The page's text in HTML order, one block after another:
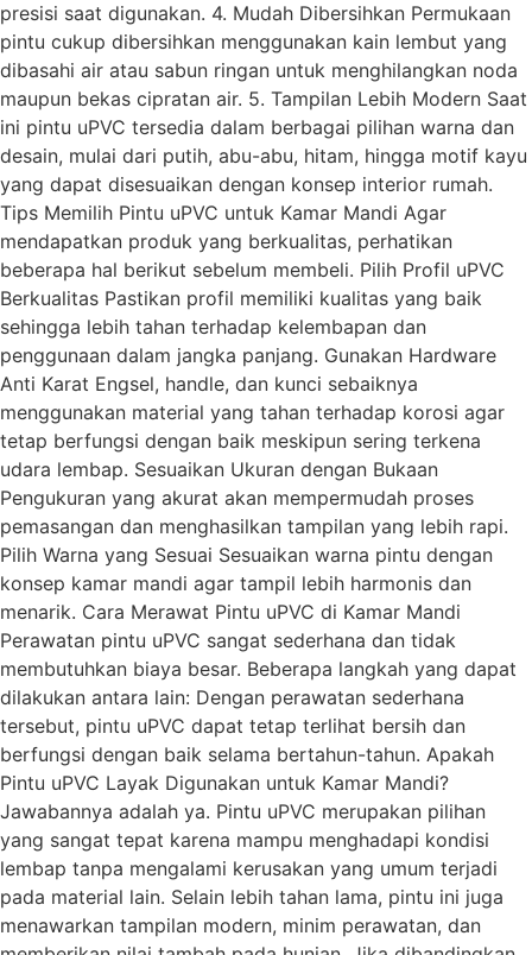
presisi saat digunakan. 4. Mudah Dibersihkan Permukaan
pintu cukup dibersihkan menggunakan kain lembut yang
dibasahi air atau sabun ringan untuk menghilangkan noda
maupun bekas cipratan air. 5. Tampilan Lebih Modern Saat
ini pintu uPVC tersedia dalam berbagai pilihan warna dan
desain, mulai dari putih, abu-abu, hitam, hingga motif kayu
yang dapat disesuaikan dengan konsep interior rumah.
Tips Memilih Pintu uPVC untuk Kamar Mandi Agar
mendapatkan produk yang berkualitas, perhatikan
beberapa hal berikut sebelum membeli. Pilih Profil uPVC
Berkualitas Pastikan profil memiliki kualitas yang baik
sehingga lebih tahan terhadap kelembapan dan
penggunaan dalam jangka panjang. Gunakan Hardware
Anti Karat Engsel, handle, dan kunci sebaiknya
menggunakan material yang tahan terhadap korosi agar
tetap berfungsi dengan baik meskipun sering terkena
udara lembap. Sesuaikan Ukuran dengan Bukaan
Pengukuran yang akurat akan mempermudah proses
pemasangan dan menghasilkan tampilan yang lebih rapi.
Pilih Warna yang Sesuai Sesuaikan warna pintu dengan
konsep kamar mandi agar tampil lebih harmonis dan
menarik. Cara Merawat Pintu uPVC di Kamar Mandi
Perawatan pintu uPVC sangat sederhana dan tidak
membutuhkan biaya besar. Beberapa langkah yang dapat
dilakukan antara lain: Dengan perawatan sederhana
tersebut, pintu uPVC dapat tetap terlihat bersih dan
berfungsi dengan baik selama bertahun-tahun. Apakah
Pintu uPVC Layak Digunakan untuk Kamar Mandi?
Jawabannya adalah ya. Pintu uPVC merupakan pilihan
yang sangat tepat karena mampu menghadapi kondisi
lembap tanpa mengalami kerusakan yang umum terjadi
pada material lain. Selain lebih tahan lama, pintu ini juga
menawarkan tampilan modern, minim perawatan, dan